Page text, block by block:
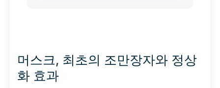
머스크, 최초의 조만장자와 정상
화 효과